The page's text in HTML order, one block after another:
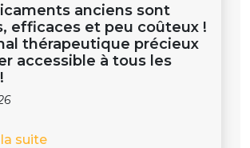
anciens sont
efficaces et peu coûteux !
thérapeutique précieux
accessible à tous les
suite